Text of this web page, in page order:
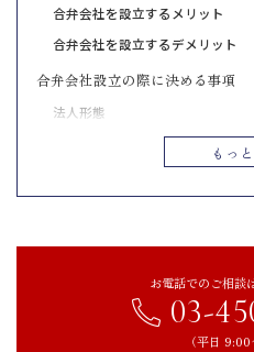
もっ
合弁会社を設立するメリット
合弁会社を設立するデメリット
合弁会社設立の際に決める事項
法人形態
各種締結条件の確認
合弁会社設立契約の締結
お電話でのご相談
03-
（平日 9:00